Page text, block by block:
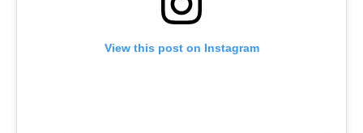
View this post on Instagram